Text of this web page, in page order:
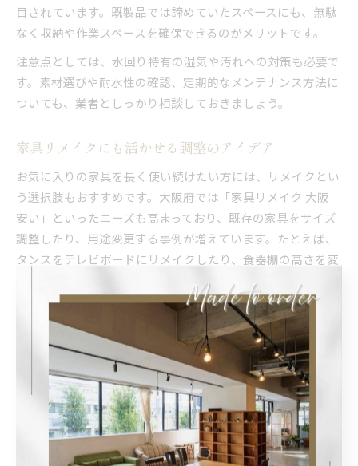
目されています。既製品では諦めていたスペースにも、無駄
なく収納や作業スペースを確保できるのがメリットです。
注意点としては、水回り特有の湿気や汚れへの対策も必要で
す。素材選びや耐水性の確認、定期的なメンテナンス方法に
ついても、業者としっかり相談しておきましょう。
家具リメイクにも活かせる調整のアイデア
お気に入りの家具を長く使い続けたい方には、リメイクとい
う選択肢もおすすめです。大阪府では「家具リメイク 大阪
安い」といったニーズも高まっており、既存の家具をサイズ
調整したり、用途変更する事例が増えています。たとえば、
タンスをテレビボードにリメイクしたり、食器棚の高さを変
えて使い勝手を向上させるなど、アイデア次第で新たな価値
が生まれます。
リメイクの際は、家具の構造や素材を確認し、強度や安全性
に配慮した調整が不可欠です。また、塗装や取っ手の変更な
ど、デザイン面でも雰囲気を一新できます。実際に「思い出
の家具が生まれ変わってまた使えるようになった」という声
も多く聞かれます。
ただし、リメイクには専門的な知識と技術が必要なため、信
頼できる業者選びが重要です。見積もりや相談は複数の業者